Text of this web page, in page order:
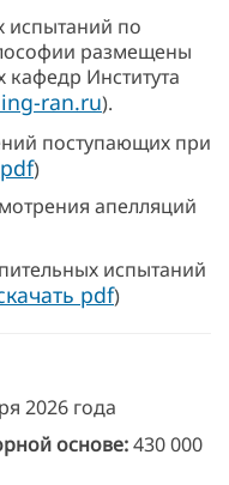
испытаний по
размещены
кафедр Института
ran.ru).
поступающих при
)
апелляций
испытаний
pdf)
2026 года
основе:430 000